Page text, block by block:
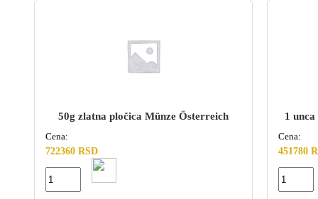
50g zlatna pločica Münze Österreich
Cena:
722360 RSD
1
Cena:
451780